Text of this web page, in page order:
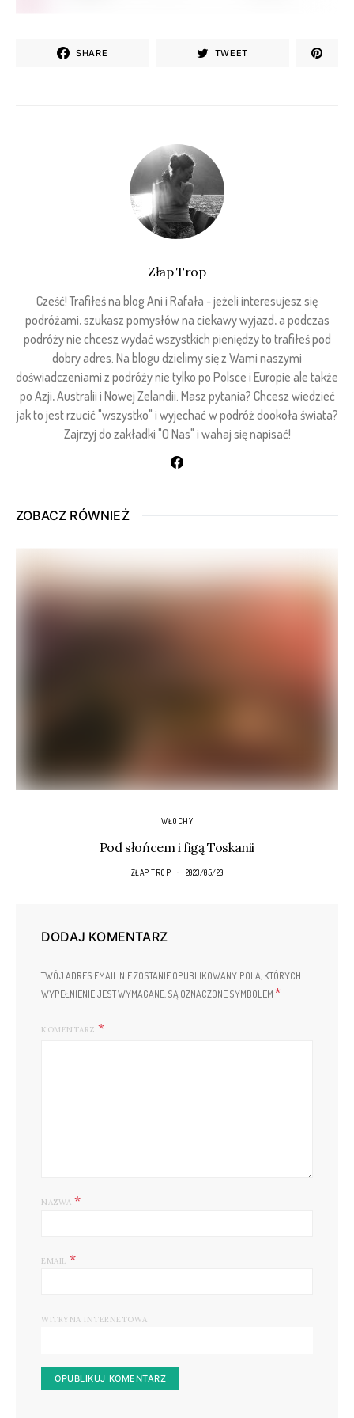
SHARE TWEET
Złap Trop
Cześć! Trafiłeś na blog Ani i Rafała - jeżeli interesujesz się
podróżami, szukasz pomysłów na ciekawy wyjazd, a podczas
podróży nie chcesz wydać wszystkich pieniędzy to trafiłeś pod
dobry adres. Na blogu dzielimy się z Wami naszymi
doświadczeniami z podróży nie tylko po Polsce i Europie ale także
po Azji, Australii i Nowej Zelandii. Masz pytania? Chcesz wiedzieć
jak to jest rzucić "wszystko" i wyjechać w podróż dookoła świata?
Zajrzyj do zakładki "O Nas" i wahaj się napisać!
ZOBACZ RÓWNIEŻ
WŁOCHY
Pod słońcem i figą Toskanii
ZŁAP TROP 2023/05/20
DODAJ KOMENTARZ
TWÓJ ADRES EMAIL NIE ZOSTANIE OPUBLIKOWANY. POLA, KTÓRYCH
WYPEŁNIENIE JEST WYMAGANE, SĄ OZNACZONE SYMBOLEM *
KOMENTARZ
NAZWA *
EMAIL *
WITRYNA INTERNETOWA